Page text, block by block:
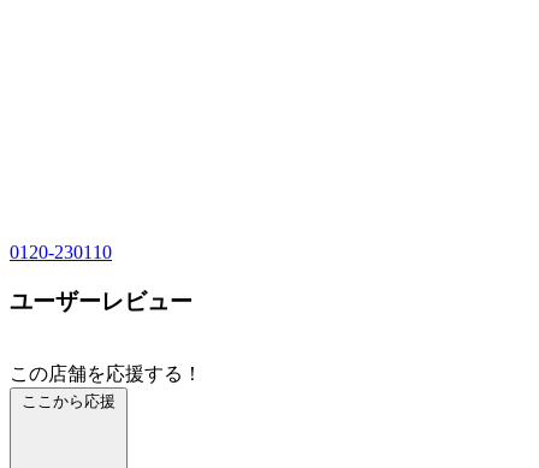
0120-230110
ユーザーレビュー
この店舗を応援する！
ここから応援